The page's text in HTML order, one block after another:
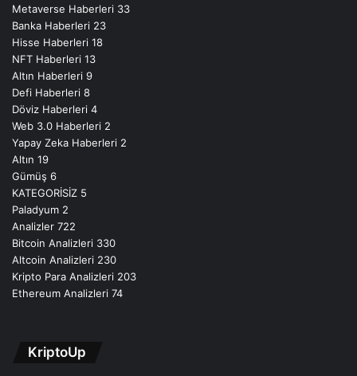
Metaverse Haberleri 33
Banka Haberleri 23
Hisse Haberleri 18
NFT Haberleri 13
Altın Haberleri 9
Defi Haberleri 8
Döviz Haberleri 4
Web 3.0 Haberleri 2
Yapay Zeka Haberleri 2
Altın 19
Gümüş 6
KATEGORİSİZ 5
Paladyum 2
Analizler 722
Bitcoin Analizleri 330
Altcoin Analizleri 230
Kripto Para Analizleri 203
Ethereum Analizleri 74
KriptoUp